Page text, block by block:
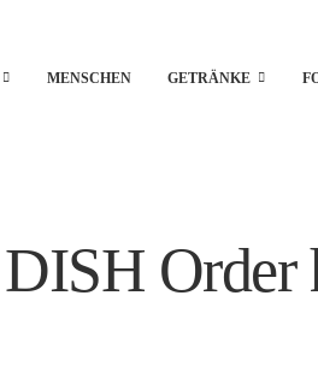
MENSCHEN GETRÄNKE
Order